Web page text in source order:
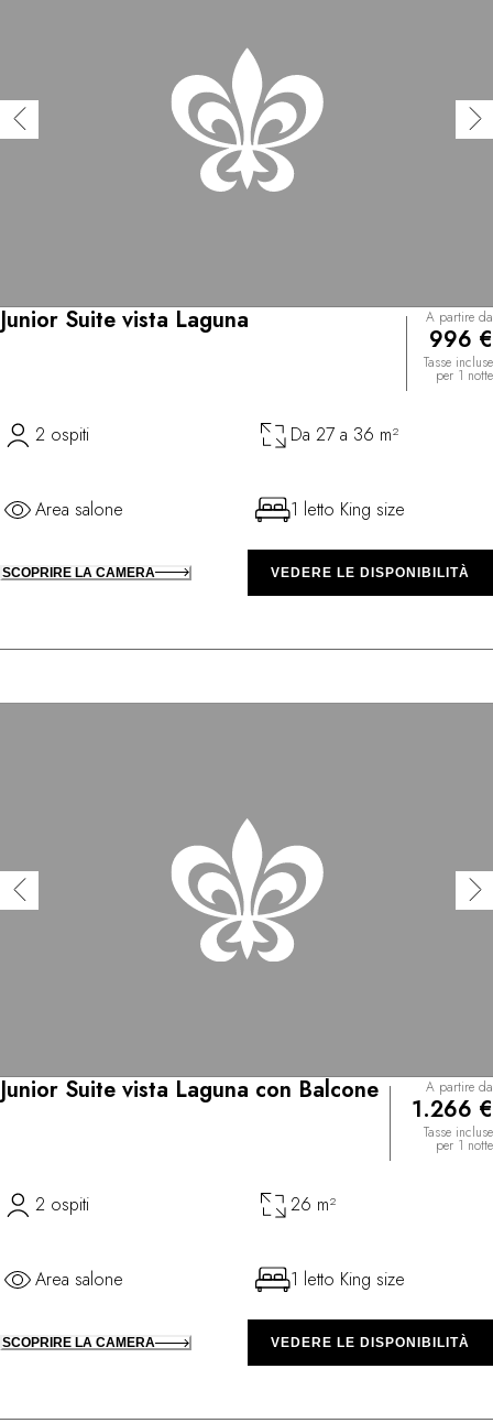
Junior Suite vista Laguna A partire da
996 €
Tasse incluse
per 1 notte
2 ospiti Da 27 a 36 m²
Area salone 1 letto King size
SCOPRIRE LA CAMERA VEDERE LE DISPONIBILITÀ
Junior Suite vista Laguna con Balcone A partire da
1.266 €
Tasse incluse
per 1 notte
2 ospiti 26 m²
Area salone 1 letto King size
SCOPRIRE LA CAMERA VEDERE LE DISPONIBILITÀ